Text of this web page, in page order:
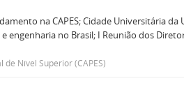
na CAPES; Cidade Universitária da
engenharia no Brasil; I Reunião dos
Nível Superior (CAPES)